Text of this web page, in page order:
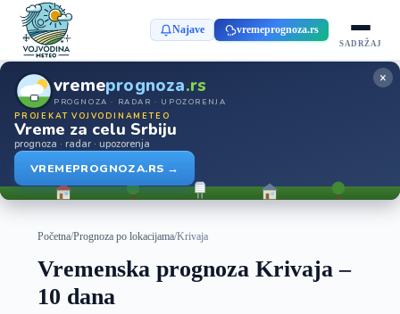
Najave vremeprognoza.rs
SADRŽAJ
vremeprognoza.rs
PROGNOZA · RADAR · UPOZORENJA
PROJEKAT VOJVODINAMETEO
Vreme za celu Srbiju
prognoza · radar · upozorenja
VREMEPROGNOZA.RS →
×
Početna/Prognoza po lokacijama/Krivaja
Vremenska prognoza Krivaja –
10 dana